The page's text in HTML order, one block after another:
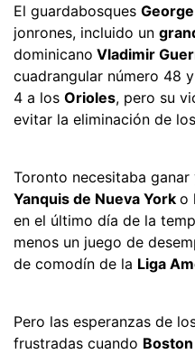
El guardabosques
jonrones, incluido un
dominicano Vladimir
cuadrangular número 48
4 a los Orioles, pero su
evitar la eliminación de los
Toronto necesitaba
Yanquis de Nueva York o
en el último día de la
menos un juego de
de comodín de la Liga
Pero las esperanzas de
frustradas cuando Boston